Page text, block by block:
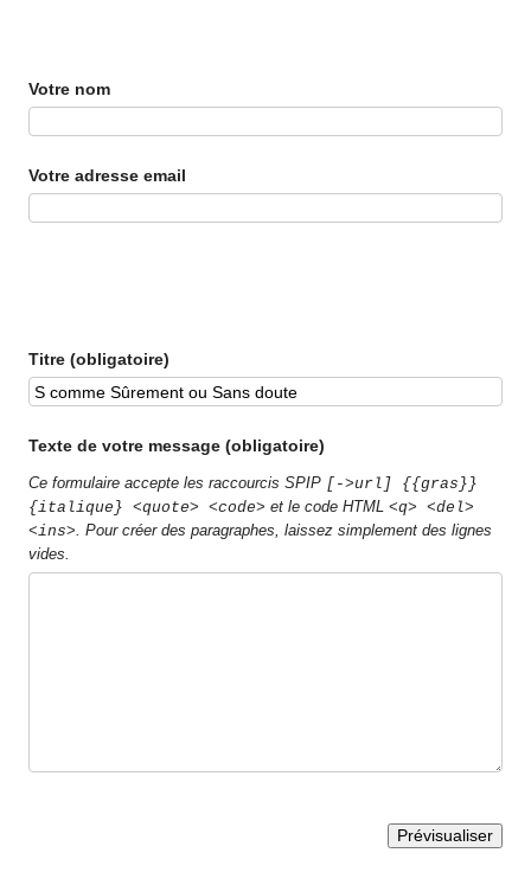
Votre nom
Votre adresse email
Titre (obligatoire)
Texte de votre message (obligatoire)
Ce formulaire accepte les raccourcis SPIP [->url] {{gras}}
{italique} <quote> <code> et le code HTML<q> <del>
<ins> . Pour créer des paragraphes, laissez simplement des lignes
vides.